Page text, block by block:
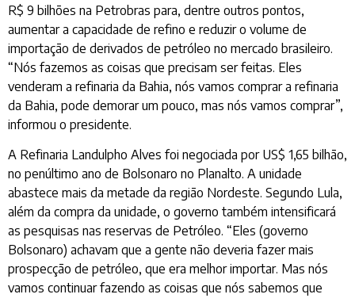
R$ 9 bilhões na Petrobras para, dentre outros pontos,
aumentar a capacidade de refino e reduzir o volume de
importação de derivados de petróleo no mercado brasileiro.
“Nós fazemos as coisas que precisam ser feitas. Eles
venderam a refinaria da Bahia, nós vamos comprar a refinaria
da Bahia, pode demorar um pouco, mas nós vamos comprar”,
informou o presidente.
A Refinaria Landulpho Alves foi negociada por US$ 1,65 bilhão,
no penúltimo ano de Bolsonaro no Planalto. A unidade
abastece mais da metade da região Nordeste. Segundo Lula,
além da compra da unidade, o governo também intensificará
as pesquisas nas reservas de Petróleo. “Eles (governo
Bolsonaro) achavam que a gente não deveria fazer mais
prospecção de petróleo, que era melhor importar. Mas nós
vamos continuar fazendo as coisas que nós sabemos que